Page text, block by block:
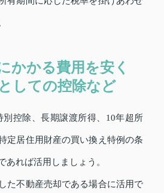
かかる費用を安く
しての控除など
別控除、長期譲渡所得、10年超所
定居住用財産の買い換え特例の条
あれば活用しましょう。
た不動産売却である場合に活用で